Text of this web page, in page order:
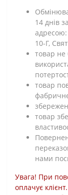
14 днів
адресою:
10-Г,
товар не
товар
товар
нами
Увага! При
оплачує